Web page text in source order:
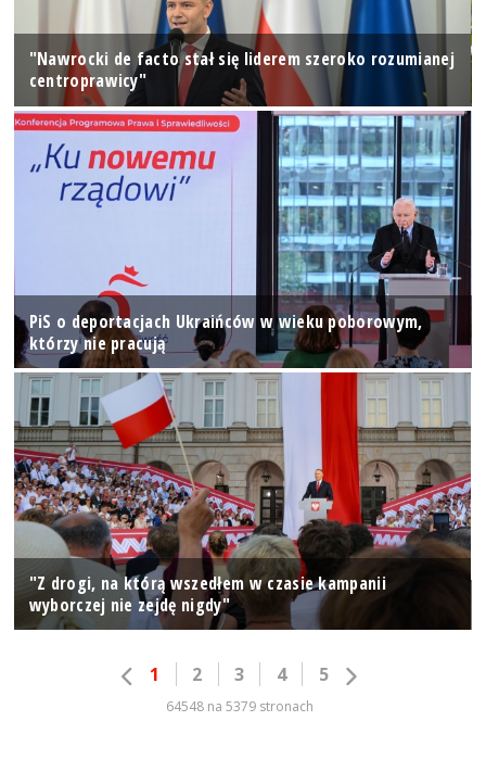
"Nawrocki de facto stał się liderem szeroko rozumianej
centroprawicy"
PiS o deportacjach Ukraińców w wieku poborowym,
którzy nie pracują
"Z drogi, na którą wszedłem w czasie kampanii
wyborczej nie zejdę nigdy"
1 2 3 4 5
64548 na 5379 stronach